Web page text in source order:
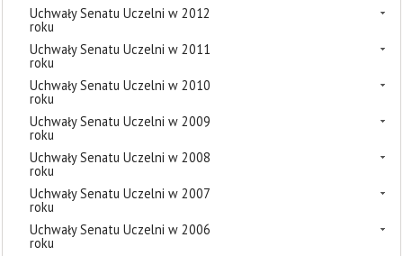
Uchwały Senatu Uczelni w 2012
roku
Uchwały Senatu Uczelni w 2011
roku
Uchwały Senatu Uczelni w 2010
roku
Uchwały Senatu Uczelni w 2009
roku
Uchwały Senatu Uczelni w 2008
roku
Uchwały Senatu Uczelni w 2007
roku
Uchwały Senatu Uczelni w 2006
roku